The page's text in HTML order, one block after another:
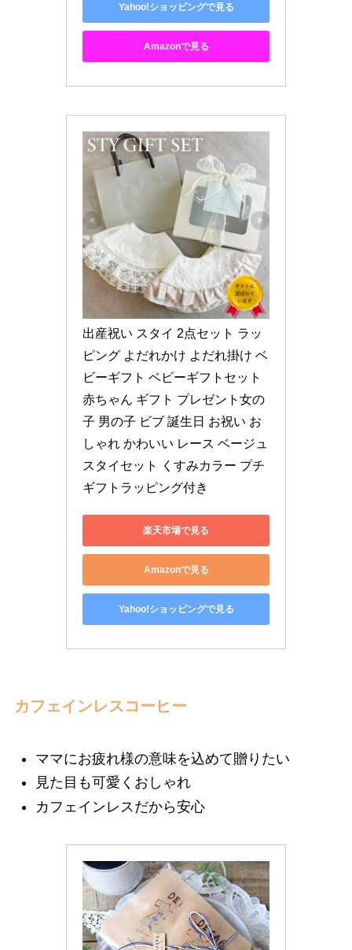
Yahoo!ショッピングで見る
Amazonで見る
出産祝い スタイ 2点セット ラッ
ピング よだれかけ よだれ掛け ベ
ビーギフト ベビーギフトセット
赤ちゃん ギフト プレゼント女の
子 男の子 ビブ 誕生日 お祝い お
しゃれ かわいい レース ベージュ
スタイセット くすみカラー プチ
ギフトラッピング付き
楽天市場で見る
Amazonで見る
Yahoo!ショッピングで見る
カフェインレスコーヒー
ママにお疲れ様の意味を込めて贈りたい
見た目も可愛くおしゃれ
カフェインレスだから安心